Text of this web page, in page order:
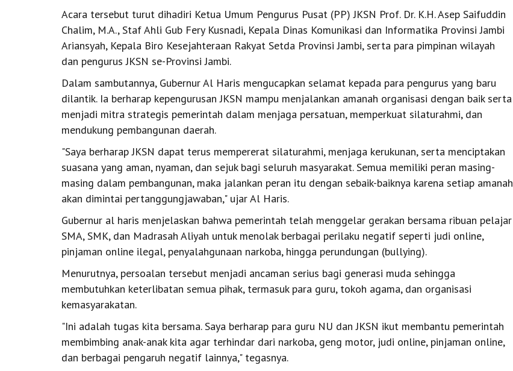
Acara tersebut turut dihadiri Ketua Umum Pengurus Pusat (PP) JKSN Prof. Dr. K.H. Asep Saifuddin
Chalim, M.A., Staf Ahli Gub Fery Kusnadi, Kepala Dinas Komunikasi dan Informatika Provinsi Jambi
Ariansyah, Kepala Biro Kesejahteraan Rakyat Setda Provinsi Jambi, serta para pimpinan wilayah
dan pengurus JKSN se-Provinsi Jambi.
Dalam sambutannya, Gubernur Al Haris mengucapkan selamat kepada para pengurus yang baru
dilantik. Ia berharap kepengurusan JKSN mampu menjalankan amanah organisasi dengan baik serta
menjadi mitra strategis pemerintah dalam menjaga persatuan, memperkuat silaturahmi, dan
mendukung pembangunan daerah.
"Saya berharap JKSN dapat terus mempererat silaturahmi, menjaga kerukunan, serta menciptakan
suasana yang aman, nyaman, dan sejuk bagi seluruh masyarakat. Semua memiliki peran masing-
masing dalam pembangunan, maka jalankan peran itu dengan sebaik-baiknya karena setiap amanah
akan dimintai pertanggungjawaban," ujar Al Haris.
Gubernur al haris menjelaskan bahwa pemerintah telah menggelar gerakan bersama ribuan pelajar
SMA, SMK, dan Madrasah Aliyah untuk menolak berbagai perilaku negatif seperti judi online,
pinjaman online ilegal, penyalahgunaan narkoba, hingga perundungan (bullying).
Menurutnya, persoalan tersebut menjadi ancaman serius bagi generasi muda sehingga
membutuhkan keterlibatan semua pihak, termasuk para guru, tokoh agama, dan organisasi
kemasyarakatan.
"Ini adalah tugas kita bersama. Saya berharap para guru NU dan JKSN ikut membantu pemerintah
membimbing anak-anak kita agar terhindar dari narkoba, geng motor, judi online, pinjaman online,
dan berbagai pengaruh negatif lainnya," tegasnya.